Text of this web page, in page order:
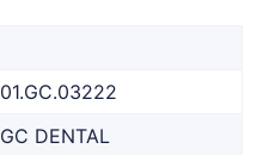
01.GC.03222
GC DENTAL